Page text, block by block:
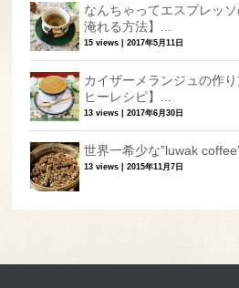
なんちゃってエスプレッ
淹れる方法】...
15 views |2017年5月11日
カイザーメランジュの作
ヒーレシピ】...
13 views |2017年6月30日
世界一希少な”luwak
13 views |2015年11月7日